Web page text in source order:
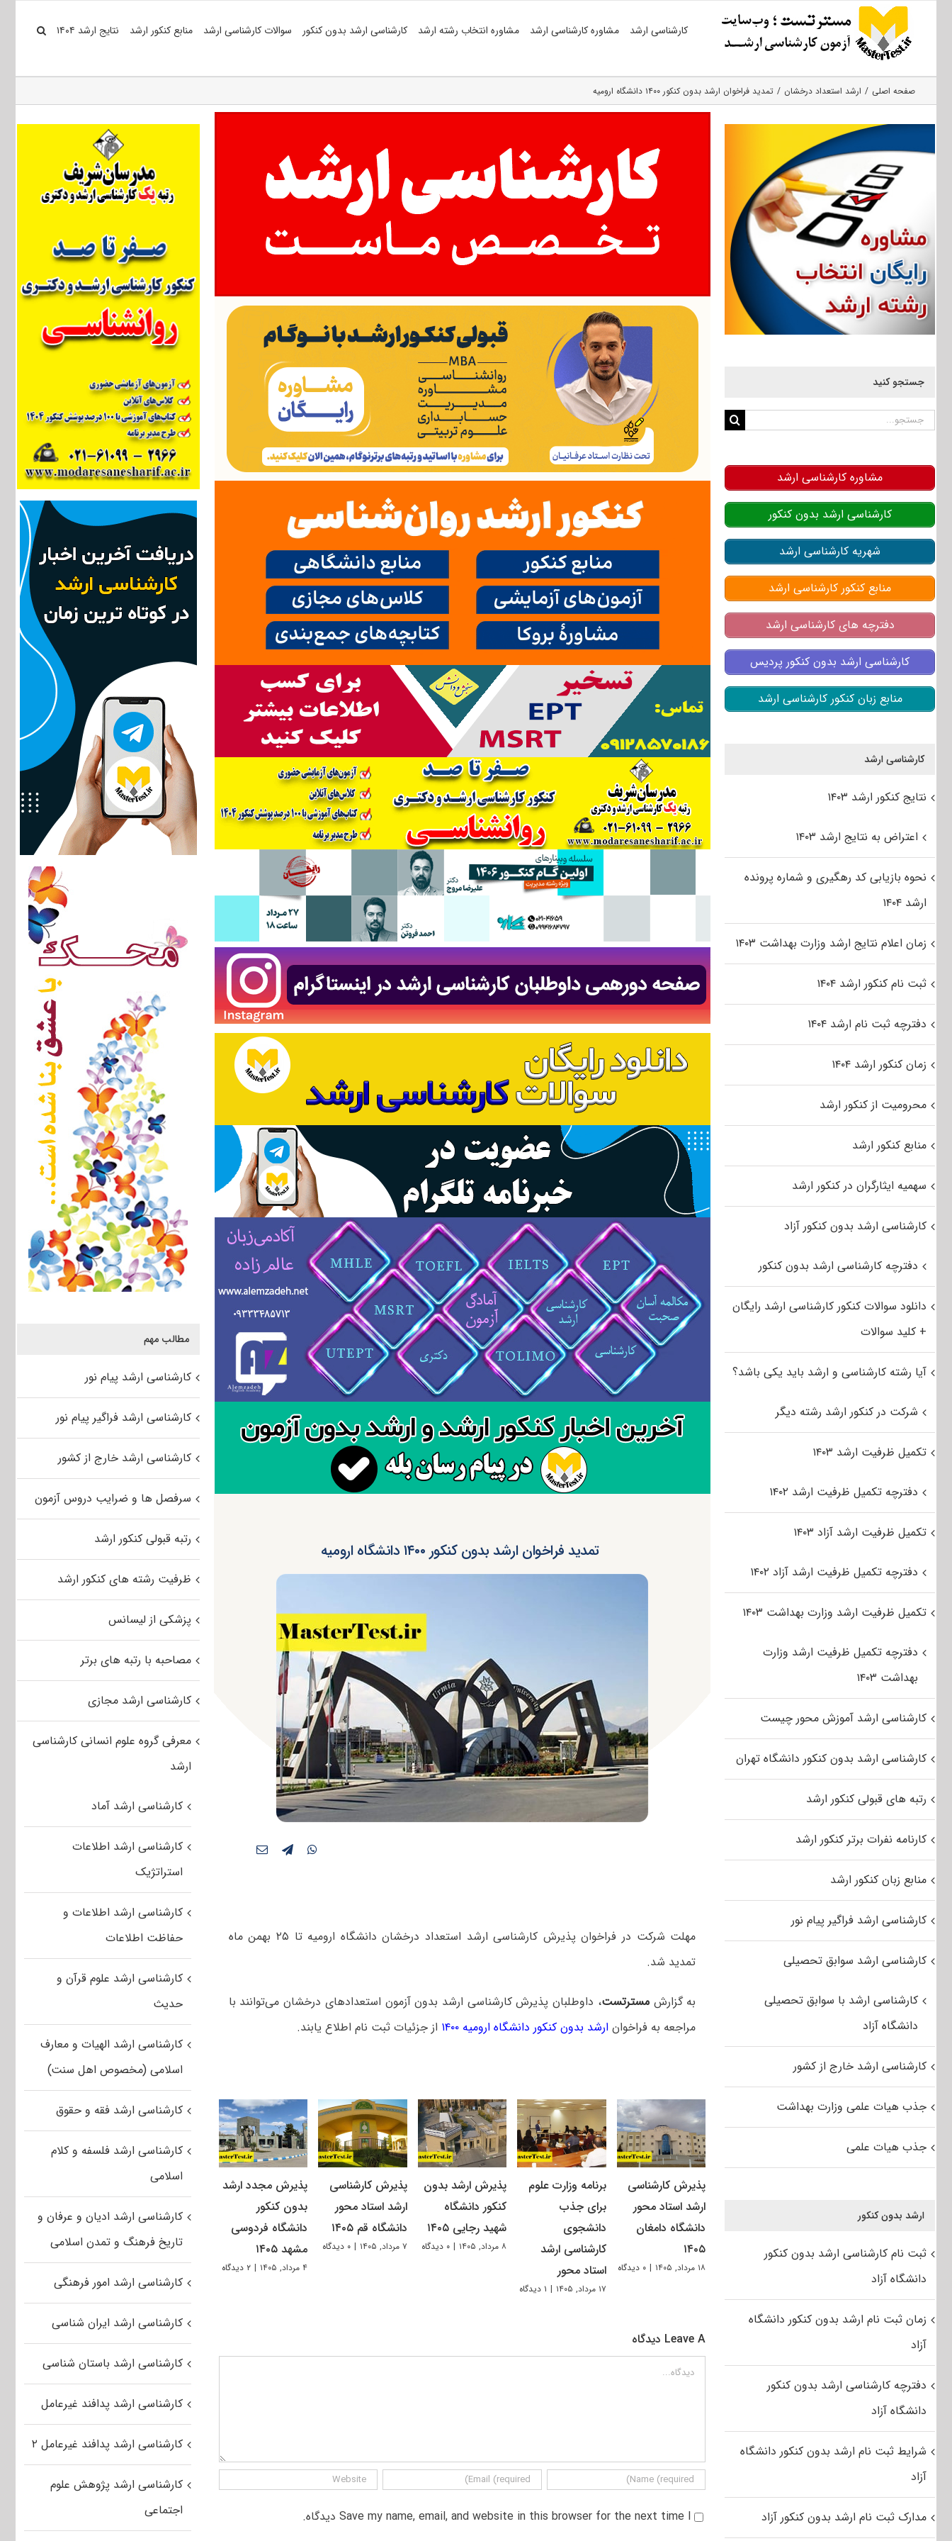
کارشناسی ارشد مشاوره کارشناسی ارشد مشاوره انتخاب رشته ارشد کارشناسی ارشد بدون کنکور سوالات کارشناسی ارشد منابع کنکور ارشد نتایج ارشد ۱۴۰۴
صفحه اصلی ارشد استعداد درخشان تمدید فراخوان ارشد بدون کنکور ۱۴۰۰ دانشگاه ارومیه
تمدید فراخوان ارشد بدون کنکور ۱۴۰۰ دانشگاه ارومیه
مهلت شرکت در فراخوان پذیرش کارشناسی ارشد استعداد درخشان دانشگاه ارومیه تا ۲۵ بهمن ماه
تمدید شد.
به گزارشمسترتست، داوطلبان پذیرش کارشناسی ارشد بدون آزمون استعدادهای درخشان می‌توانند با
مراجعه به فراخوان ارشد بدون کنکور دانشگاه ارومیه ۱۴۰۰ از جزئیات ثبت نام اطلاع یابند.
پذیرش کارشناسی
ارشد استاد محور
دانشگاه دامغان
۱۴۰۵
۱۸ مرداد, ۱۴۰۵ | ۰ دیدگاه
برنامه وزارت علوم
برای جذب
دانشجوی
کارشناسی ارشد
استاد محور
۱۷ مرداد, ۱۴۰۵ | ۱ دیدگاه
پذیرش ارشد بدون
کنکور دانشگاه
شهید رجایی ۱۴۰۵
۸ مرداد, ۱۴۰۵ | ۰ دیدگاه
پذیرش کارشناسی
ارشد استاد محور
دانشگاه قم ۱۴۰۵
۷ مرداد, ۱۴۰۵ | ۰ دیدگاه
پذیرش مجدد ارشد
بدون کنکور
دانشگاه فردوسی
مشهد ۱۴۰۵
۴ مرداد, ۱۴۰۵ | ۲ دیدگاه
Leave A دیدگاه
دیدگاه
Save my name, email, and website in this browser for the next time I دیدگاه.
مطالب مهم
کارشناسی ارشد پیام نور
کارشناسی ارشد فراگیر پیام نور
کارشناسی ارشد خارج از کشور
سرفصل ها و ضرایب دروس آزمون
رتبه قبولی کنکور ارشد
ظرفیت رشته های کنکور ارشد
پزشکی از لیسانس
مصاحبه با رتبه های برتر
کارشناسی ارشد مجازی
معرفی گروه علوم انسانی کارشناسی
ارشد
کارشناسی ارشد آماد
کارشناسی ارشد اطلاعات
استراتژیک
کارشناسی ارشد اطلاعات و
حفاظت اطلاعات
کارشناسی ارشد علوم قرآن و
حدیث
کارشناسی ارشد الهیات و معارف
اسلامی (مخصوص اهل سنت)
کارشناسی ارشد فقه و حقوق
کارشناسی ارشد فلسفه و کلام
اسلامی
کارشناسی ارشد ادیان و عرفان و
تاریخ فرهنگ و تمدن اسلامی
کارشناسی ارشد امور فرهنگی
کارشناسی ارشد ایران شناسی
کارشناسی ارشد باستان شناسی
کارشناسی ارشد پدافند غیرعامل
کارشناسی ارشد پدافند غیرعامل ۲
کارشناسی ارشد پژوهش علوم
اجتماعی
جستجو کنید
جستجو
مشاوره کارشناسی ارشد
کارشناسی ارشد بدون کنکور
شهریه کارشناسی ارشد
منابع کنکور کارشناسی ارشد
دفترچه های کارشناسی ارشد
کارشناسی ارشد بدون کنکور پردیس
منابع زبان کنکور کارشناسی ارشد
کارشناسی ارشد
نتایج کنکور ارشد ۱۴۰۳
اعتراض به نتایج ارشد ۱۴۰۳
نحوه بازیابی کد رهگیری و شماره پرونده
ارشد ۱۴۰۴
زمان اعلام نتایج ارشد وزارت بهداشت ۱۴۰۳
ثبت نام کنکور ارشد ۱۴۰۴
دفترچه ثبت نام ارشد ۱۴۰۴
زمان کنکور ارشد ۱۴۰۴
محرومیت از کنکور ارشد
منابع کنکور ارشد
سهمیه ایثارگران در کنکور ارشد
کارشناسی ارشد بدون کنکور آزاد
دفترچه کارشناسی ارشد بدون کنکور
دانلود سوالات کنکور کارشناسی ارشد رایگان
+ کلید سوالات
آیا رشته کارشناسی و ارشد باید یکی باشد؟
شرکت در کنکور ارشد رشته دیگر
تکمیل ظرفیت ارشد ۱۴۰۳
دفترچه تکمیل ظرفیت ارشد ۱۴۰۲
تکمیل ظرفیت ارشد آزاد ۱۴۰۳
دفترچه تکمیل ظرفیت ارشد آزاد ۱۴۰۲
تکمیل ظرفیت ارشد وزارت بهداشت ۱۴۰۳
دفترچه تکمیل ظرفیت ارشد وزارت
بهداشت ۱۴۰۳
کارشناسی ارشد آموزش محور چیست
کارشناسی ارشد بدون کنکور دانشگاه تهران
رتبه های قبولی کنکور ارشد
کارنامه نفرات برتر کنکور ارشد
منابع زبان کنکور ارشد
کارشناسی ارشد فراگیر پیام نور
کارشناسی ارشد سوابق تحصیلی
کارشناسی ارشد با سوابق تحصیلی
دانشگاه آزاد
کارشناسی ارشد خارج از کشور
جذب هیات علمی وزارت بهداشت
جذب هیات علمی
ارشد بدون کنکور
ثبت نام کارشناسی ارشد بدون کنکور
دانشگاه آزاد
زمان ثبت نام ارشد بدون کنکور دانشگاه
آزاد
دفترچه کارشناسی ارشد بدون کنکور
دانشگاه آزاد
شرایط ثبت نام ارشد بدون کنکور دانشگاه
آزاد
مدارک ثبت نام ارشد بدون کنکور آزاد